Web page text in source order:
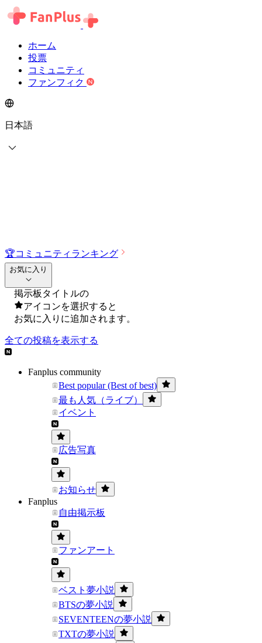
ホーム
投票
コミュニティ
ファンフィク
日本語
🏆コミュニティランキング
お気に入り
掲示板タイトルの
アイコンを選択すると
お気に入りに追加されます。
全ての投稿を表示する
Fanplus community
Best popular (Best of best)
最も人気（ライブ）
イベント
広告写真
お知らせ
Fanplus
自由掲示板
ファンアート
ベスト夢小説
BTSの夢小説
SEVENTEENの夢小説
TXTの夢小説